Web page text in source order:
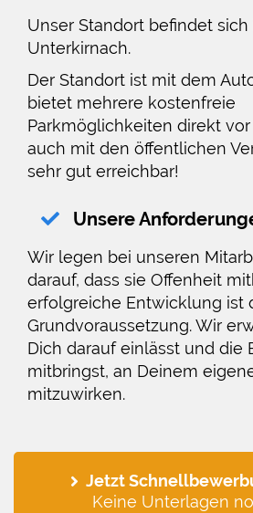
Unser Standort befindet
Unterkirnach.
Der Standort ist mit dem
bietet mehrere kostenfreie
Parkmöglichkeiten direkt
auch mit den öffentlichen
sehr gut erreichbar!
Unsere
Wir legen bei unseren
darauf, dass sie Offenheit
erfolgreiche Entwicklung ist
Grundvoraussetzung. Wir
Dich darauf einlässt und die
mitbringst, an Deinem
mitzuwirken.
Jetzt
Keine Unterlagen